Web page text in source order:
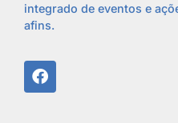
integrado de eventos e
afins.